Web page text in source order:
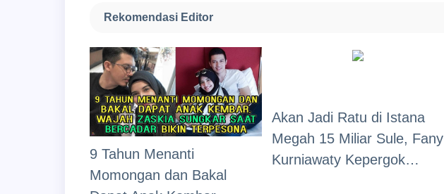
Rekomendasi Editor
9 Tahun Menanti
Momongan dan Bakal
Akan Jadi Ratu di Istana
Megah 15 Miliar Sule, Fany
Kurniawaty Kepergok